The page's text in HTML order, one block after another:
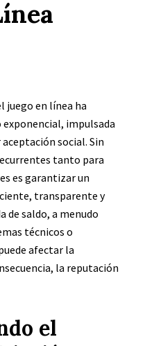
juego en línea ha
impulsada
social. Sin
tanto para
es garantizar un
transparente y
de saldo, a menudo
técnicos o
afectar la
la reputación
el